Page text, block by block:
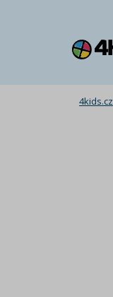
4kids.cz